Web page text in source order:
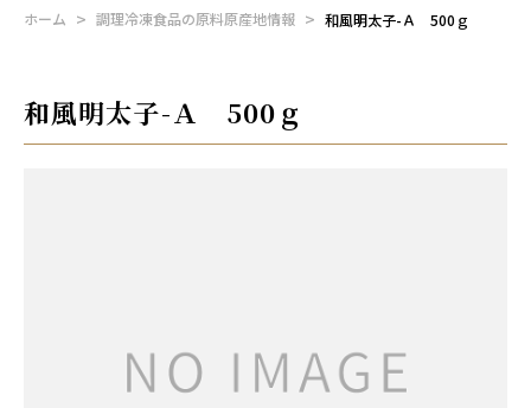
ホーム 調理冷凍食品の原料原産地情報 和風明太子-Ａ 500ｇ
和風明太子-Ａ 500ｇ